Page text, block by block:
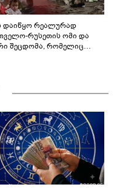
დაიწყო რეალურად
რუსეთის ომი და
შეცდომა, რომელიც